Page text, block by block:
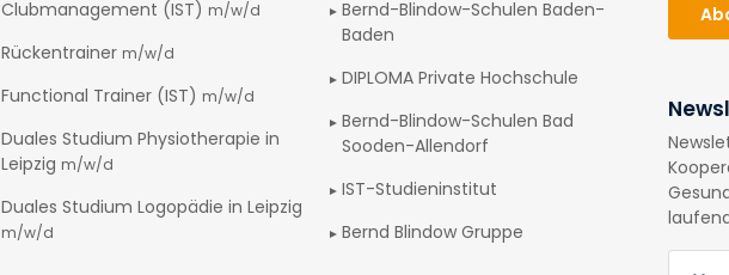
Clubmanagement (IST) m/w/d
Rückentrainer m/w/d
Functional Trainer (IST) m/w/d
Duales Studium Physiotherapie in
Leipzig m/w/d
Duales Studium Logopädie in Leipzig
m/w/d
Bernd-Blindow-Schulen Baden-
Baden
DIPLOMA Private Hochschule
Bernd-Blindow-Schulen Bad
Sooden-Allendorf
IST-Studieninstitut
Bernd Blindow Gruppe